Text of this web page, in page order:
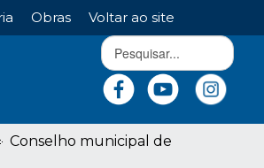
Obras Voltar ao site
Conselho municipal de